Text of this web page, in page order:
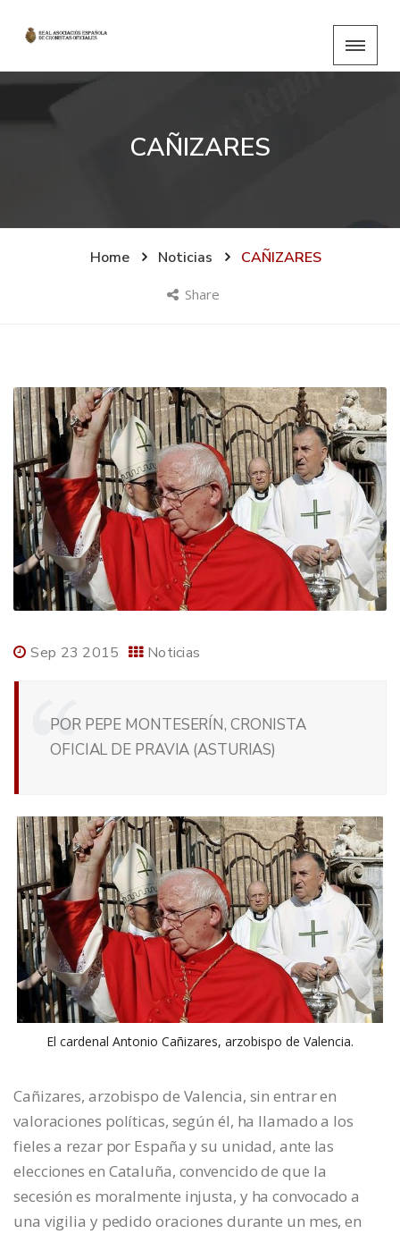
CAÑIZARES
Home Noticias CAÑIZARES
Share
Sep 23 2015 Noticias
POR PEPE MONTESERÍN, CRONISTA
OFICIAL DE PRAVIA (ASTURIAS)
El cardenal Antonio Cañizares, arzobispo de Valencia.
Cañizares, arzobispo de Valencia, sin entrar en
valoraciones políticas, según él, ha llamado a los
fieles a rezar por España y su unidad, ante las
elecciones en Cataluña, convencido de que la
secesión es moralmente injusta, y ha convocado a
una vigilia y pedido oraciones durante un mes, en